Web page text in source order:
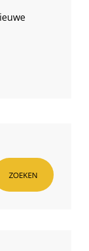
ZOEKEN